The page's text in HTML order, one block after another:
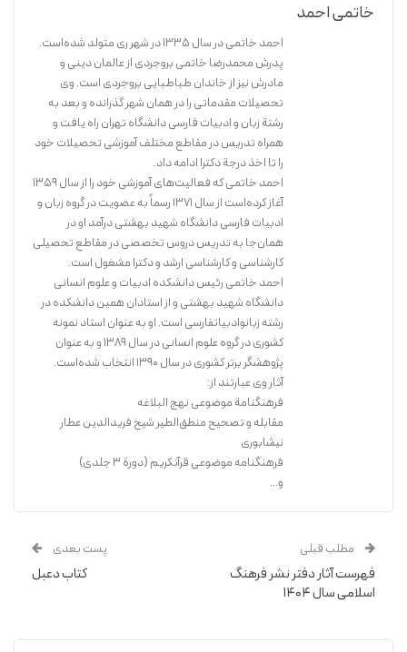
کتاب حاضر حاوی ۱۲مقالۀ تخصصی دربارۀ روش زندگی پیامبر بزرگوار اسلام
(ص) است که به منظور ساماندهی به موضوعات سیره‌پژوهی با نگاهی علمی
و ترتیبی منطقی و با هدف افزایش کارآمدی سیرۀ نبوی و انطباق آنها با نیازها،
انتظارات و مسائل روز فراهم آمده است.
به فضل الهی این مجموعه تا استخراج کامل موضوعات و شبهات مرتبط با
حوزۀ سیره‌پژوهی و تدوین و تنظیم تمامی مباحث با روشی عالمانه و نقادانه
خاتمی احمد
احمد خاتمی در سال ۱۳۳۵ در شهر ری متولد شده‌است.
پدرش محمدرضا خاتمی بروجردی از عالمان دینی و
مادرش نیز از خاندان طباطبایی بروجردی است. وی
تحصیلات مقدماتی را در همان شهر گذرانده و بعد به
رشتة زبان و ادبیات فارسی دانشگاه تهران راه یافت و
همراه تدریس در مقاطع مختلف آموزشی تحصیلات خود
را تا اخذ درجة دکترا ادامه داد.
احمد خاتمی که فعالیت‌های آموزشی خود را از سال ۱۳۵۹
آغاز کرده‌است از سال ۱۳۷۱ رسماً به عضویت در گروه زبان و
ادبیات فارسی دانشگاه شهید بهشتی درآمد او در
همان‌جا به تدریس دروس تخصصی در مقاطع تحصیلی
کارشناسی و کارشناسی ارشد و دکترا مشغول است.
احمد خاتمی رئیس دانشکده ادبیات و علوم انسانی
دانشگاه شهید بهشتی و از استادان همین دانشکده در
رشته زبانوادبیاتفارسی است. او به عنوان استاد نمونه
کشوری در گروه علوم انسانی در سال ۱۳۸۹ و به عنوان
پژوهشگر برتر کشوری در سال ۱۳۹۰ انتخاب شده‌است.
آثار وی عبارتند از:
فرهنگنامة موضوعی‌ نهج ‌البلاغه‌
مقابله و تصحیح‌ منطق‌الطیر شیخ فریدالدین عطار
نیشابوری
فرهنگنامه‌ موضوعی قرآن‏کریم‌ (دورة ۳ جلدی)
و...
مطلب قبلی
فهرست آثار دفتر نشر فرهنگ
اسلامی سال ۱۴۰۴
پست بعدی
کتاب دعبل